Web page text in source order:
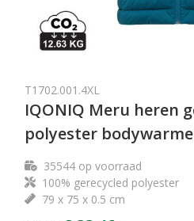
T1702.001.4XL
IQONIQ Meru heren
polyester
35544op voorraad
100% gerecycled polyester
79 x 75 x 0.5 cm